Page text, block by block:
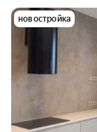
новостройка